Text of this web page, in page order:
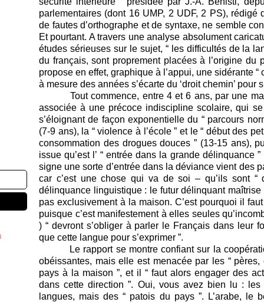
parlementaires (dont 16 UMP, 2 UDF, 2 PS),
de fautes d’orthographe et de syntaxe, ne semble
Et pourtant. A travers une analyse absolument
études sérieuses sur le sujet, “ les difficultés de la
du français, sont proprement placées à l’origine du
propose en effet, graphique à l’appui, une sidérante
à mesure des années s’écarte du ‘droit chemin’ pour
Tout commence, entre 4 et 6 ans, par une
associée à une précoce indiscipline scolaire, qui
s’éloignant de façon exponentielle du “ parcours
(7-9 ans), la “ violence à l’école ” et le “ début des
consommation des drogues douces ” (13-15 ans),
issue qu’est l’ “ entrée dans la grande délinquance
signe une sorte d’entrée dans la déviance vient des
car c’est une chose qui va de soi – qu’ils sont “
délinquance linguistique : le futur délinquant
pas exclusivement à la maison. C’est pourquoi il
puisque c’est manifestement à elles seules
) “ devront s’obliger à parler le Français dans leur
que cette langue pour s’exprimer ”.
Le rapport se montre confiant sur la
obéissantes, mais elle est menacée par les “
pays à la maison ”, et il “ faut alors engager des
dans cette direction ”. Oui, vous avez bien lu :
langues, mais des “ patois du pays ”. L’arabe,